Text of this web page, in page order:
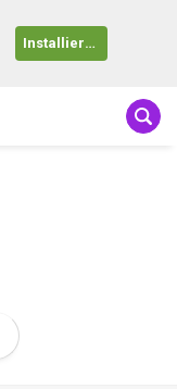
Installieren